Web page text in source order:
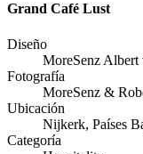
Grand Café Lust
Diseño
MoreSenz Albert
Fotografía
MoreSenz &
Ubicación
Nijkerk, Países
Categoría